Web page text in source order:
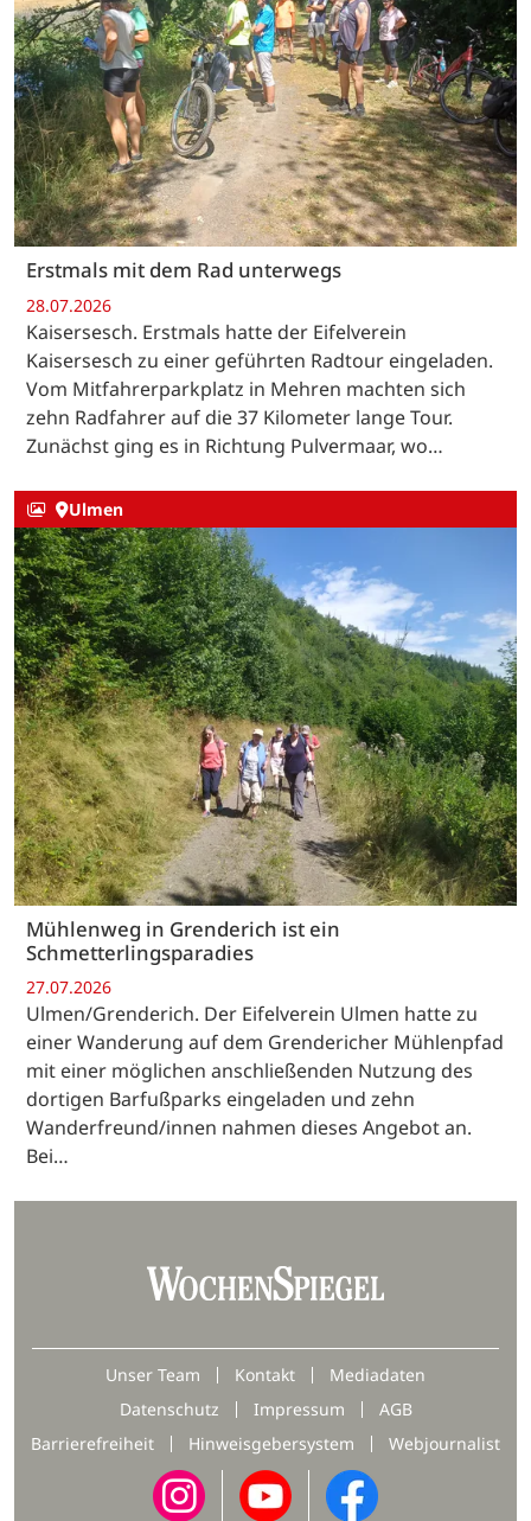
Erstmals mit dem Rad unterwegs
28.07.2026
Kaisersesch. Erstmals hatte der Eifelverein
Kaisersesch zu einer geführten Radtour eingeladen.
Vom Mitfahrerparkplatz in Mehren machten sich
zehn Radfahrer auf die 37 Kilometer lange Tour.
Zunächst ging es in Richtung Pulvermaar, wo…
Ulmen
Mühlenweg in Grenderich ist ein
Schmetterlingsparadies
27.07.2026
Ulmen/Grenderich. Der Eifelverein Ulmen hatte zu
einer Wanderung auf dem Grendericher Mühlenpfad
mit einer möglichen anschließenden Nutzung des
dortigen Barfußparks eingeladen und zehn
Wanderfreund/innen nahmen dieses Angebot an.
Bei…
Unser Team Kontakt
Mediadaten
Datenschutz
Impressum
AGB
Barrierefreiheit
Hinweisgebersystem Webjournalist